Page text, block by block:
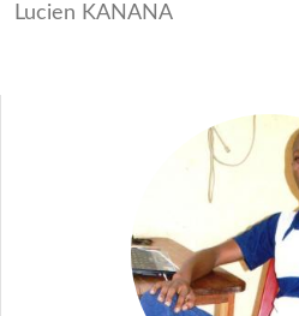
Lucien KANANA